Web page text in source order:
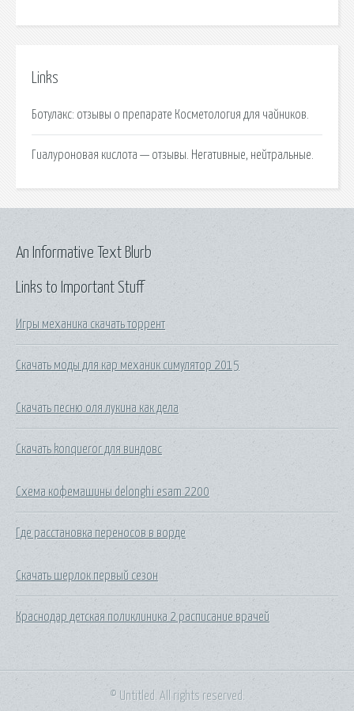
Links
Ботулакс: отзывы о препарате Косметология для чайников.
Гиалуроновая кислота — отзывы. Негативные, нейтральные.
Links to Important Stuff
Игры механика скачать торрент
Скачать моды для кар механик симулятор 2015
Скачать песню оля лукина как дела
Скачать konqueror для виндовс
Схема кофемашины delonghi esam 2200
Где расстановка переносов в ворде
Скачать шерлок первый сезон
Краснодар детская поликлиника 2 расписание врачей
An Informative Text Blurb
© Untitled. All rights reserved.